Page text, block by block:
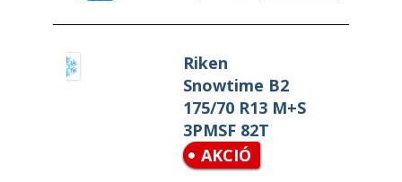
Riken
Snowtime B2
175/70 R13 M+S
3PMSF 82T
AKCIÓ